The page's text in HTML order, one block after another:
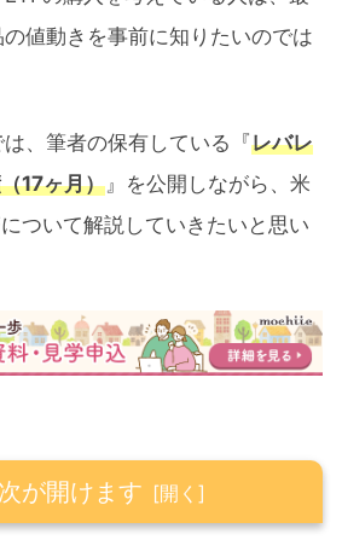
値動きを事前に知りたいのでは
、筆者の保有している『レバレ
17ヶ月） 』を公開しながら、米
ついて解説していきたいと思い
が開けます